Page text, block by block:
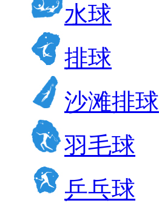
水球
排球
沙滩排球
羽毛球
乒乓球